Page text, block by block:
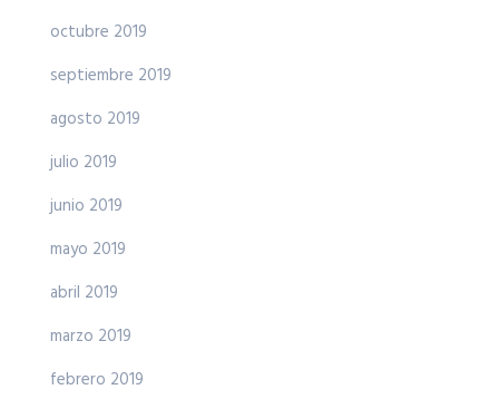
octubre 2019
septiembre 2019
agosto 2019
julio 2019
junio 2019
mayo 2019
abril 2019
marzo 2019
febrero 2019